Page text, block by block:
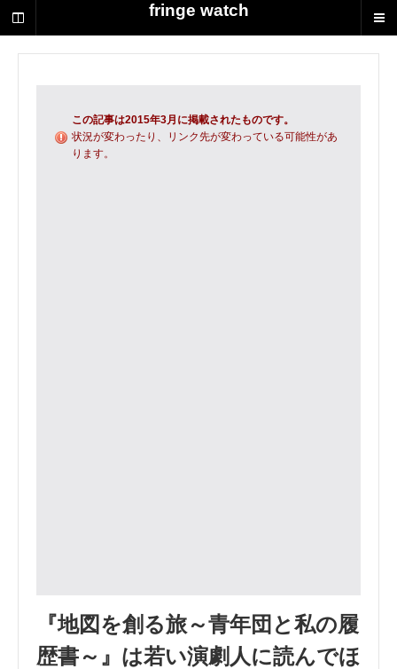
fringe watch
荻
野
この記事は2015年3月に掲載されたものです。
状況が変わったり、リンク先が変わっている可能性があ
ります。
『地図を創る旅～青年団と私の履
歴書～』は若い演劇人に読んでほ